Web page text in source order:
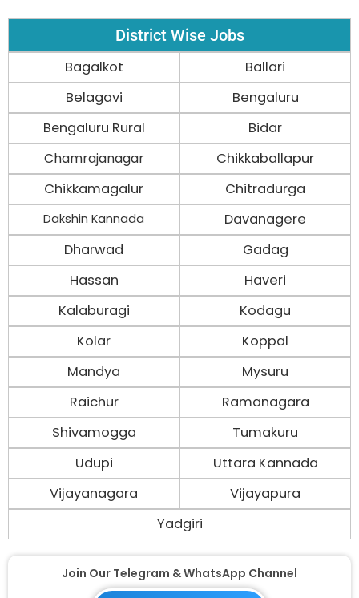
District Wise Jobs
Bagalkot
Ballari
Belagavi
Bengaluru
Bengaluru Rural
Bidar
Chamrajanagar
Chikkaballapur
Chikkamagalur
Chitradurga
Dakshin Kannada
Davanagere
Dharwad
Gadag
Hassan
Haveri
Kalaburagi
Kodagu
Kolar
Koppal
Mandya
Mysuru
Raichur
Ramanagara
Shivamogga
Tumakuru
Udupi
Uttara Kannada
Vijayanagara
Vijayapura
Yadgiri
Join Our Telegram & WhatsApp Channel